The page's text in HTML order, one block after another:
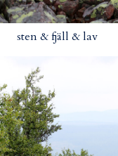
sten & fjäll & lav